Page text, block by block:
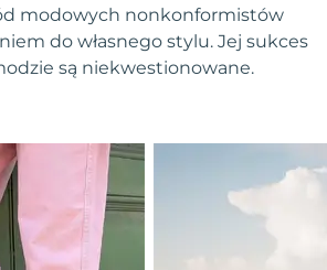
modowych nonkonformistów
do własnego stylu. Jej sukces
są niekwestionowane.